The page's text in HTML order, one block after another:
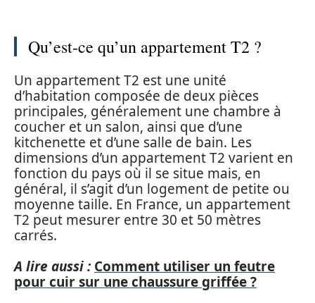
Qu’est-ce qu’un appartement T2 ?
Un appartement T2 est une unité
d’habitation composée de deux pièces
principales, généralement une chambre à
coucher et un salon, ainsi que d’une
kitchenette et d’une salle de bain. Les
dimensions d’un appartement T2 varient en
fonction du pays où il se situe mais, en
général, il s’agit d’un logement de petite ou
moyenne taille. En France, un appartement
T2 peut mesurer entre 30 et 50 mètres
carrés.
A lire aussi : Comment utiliser un feutre
pour cuir sur une chaussure griffée ?